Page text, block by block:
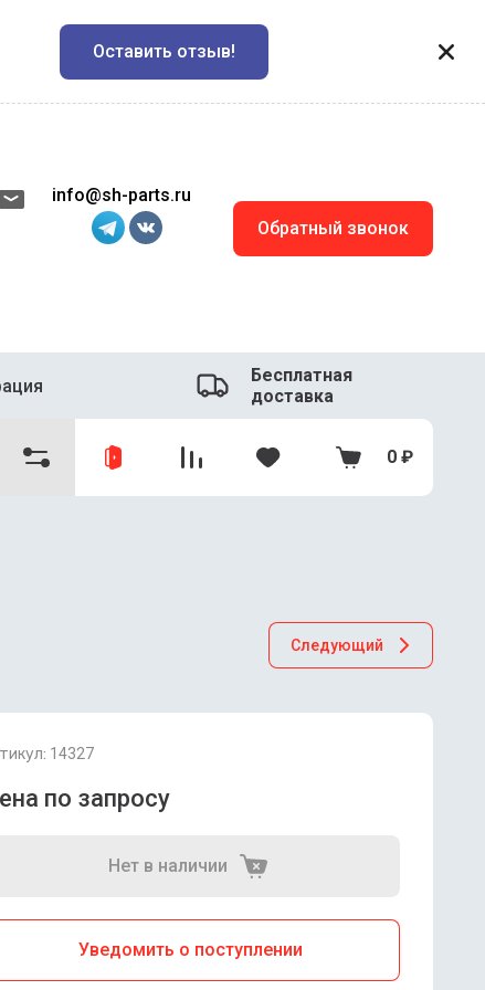
Оставить отзыв!
info@sh-parts.ru
Обратный звонок
Бесплатная
доставка
0 ₽
Следующий
14327
по запросу
Нет в наличии
Уведомить о поступлении